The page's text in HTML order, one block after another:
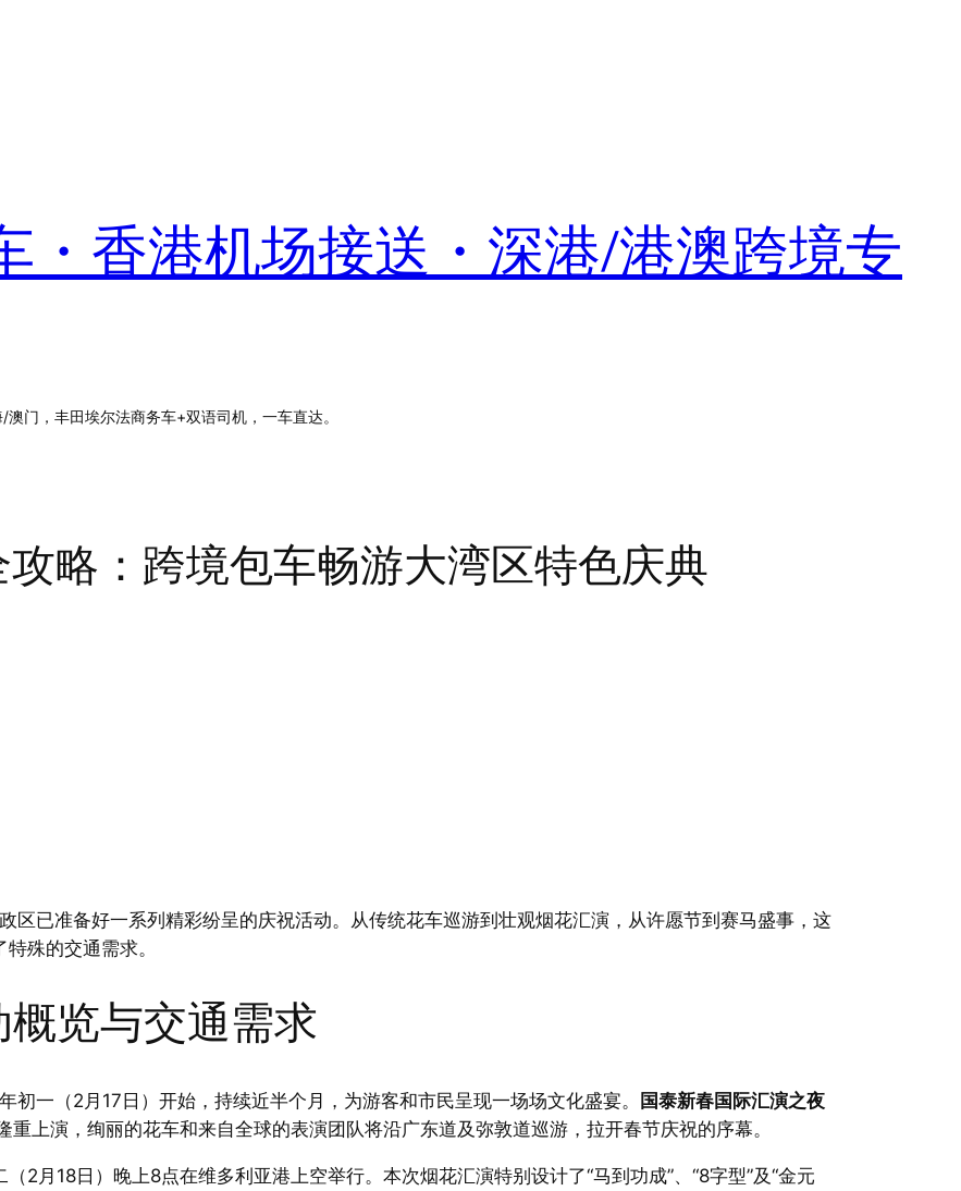
・香港机场接送・深港/港澳跨境专
门，丰田埃尔法商务车+双语司机，一车直达。
略：跨境包车畅游大湾区特色庆典
区已准备好一系列精彩纷呈的庆祝活动。从传统花车巡游到壮观烟花汇演，从许愿节到赛马盛事，这
殊的交通需求。
览与交通需求
一（2月17日）开始，持续近半个月，为游客和市民呈现一场场文化盛宴。
国泰新春国际汇演之夜
上演，绚丽的花车和来自全球的表演团队将沿广东道及弥敦道巡游，拉开春节庆祝的序幕。
（2月18日）晚上8点在维多利亚港上空举行。本次烟花汇演特别设计了“马到功成”、“8字型”及“金元